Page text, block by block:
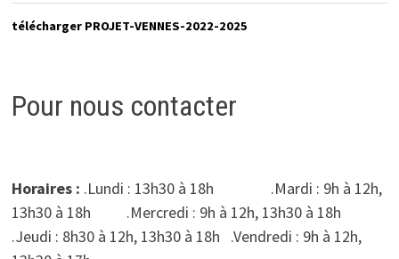
télécharger PROJET-VENNES-2022-2025
Pour nous contacter
Horaires : .Lundi : 13h30 à 18h .Mardi : 9h à 12h,
13h30 à 18h .Mercredi : 9h à 12h, 13h30 à 18h
.Jeudi : 8h30 à 12h, 13h30 à 18h .Vendredi : 9h à 12h,